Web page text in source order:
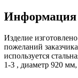
Информация
Изделие
пожеланий
используется
1-3 , диаметр 920